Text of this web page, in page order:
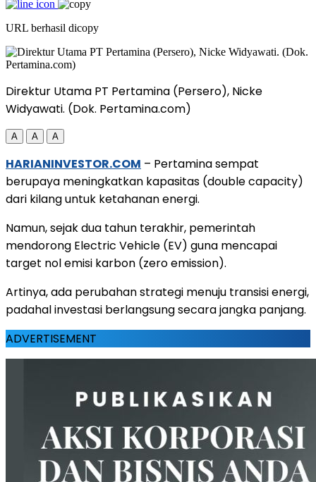
URL berhasil dicopy
Direktur Utama PT Pertamina (Persero), Nicke
Widyawati. (Dok. Pertamina.com)
A A A
HARIANINVESTOR.COM – Pertamina sempat
berupaya meningkatkan kapasitas (double capacity)
dari kilang untuk ketahanan energi.
Namun, sejak dua tahun terakhir, pemerintah
mendorong Electric Vehicle (EV) guna mencapai
target nol emisi karbon (zero emission).
Artinya, ada perubahan strategi menuju transisi energi,
padahal investasi berlangsung secara jangka panjang.
ADVERTISEMENT